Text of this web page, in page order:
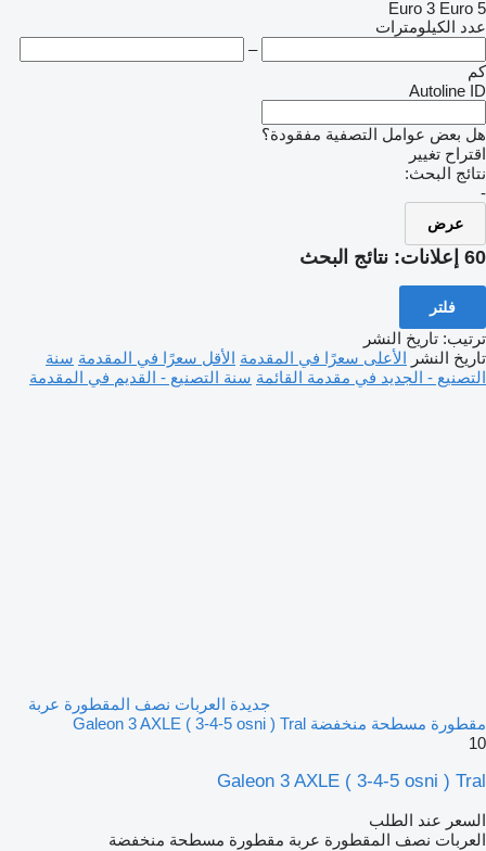
Euro 3 Euro 5
عدد الكيلومترات
–
كم
Autoline ID
هل بعض عوامل التصفية مفقودة؟
اقتراح تغيير
نتائج البحث:
-
عرض
60 إعلانات: نتائج البحث
فلتر
ترتيب: تاريخ النشر
تاريخ النشر الأعلى سعرًا في المقدمة الأقل سعرًا في المقدمة سنة
التصنيع - الجديد في مقدمة القائمة سنة التصنيع - القديم في المقدمة
جديدة العربات نصف المقطورة عربة
مقطورة مسطحة منخفضة Galeon 3 AXLE ( 3-4-5 osni ) Tral
10
Galeon 3 AXLE ( 3-4-5 osni ) Tral
السعر عند الطلب
العربات نصف المقطورة عربة مقطورة مسطحة منخفضة